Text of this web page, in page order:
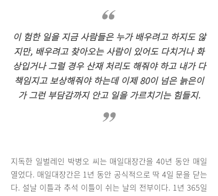
이 험한 일을 지금 사람들은 누가 배우려고 하지도 않
지만, 배우려고 찾아오는 사람이 있어도 다치거나 화
상입거나 그럴 경우 산재 처리도 해줘야 하고 내가 다
책임지고 보상해줘야 하는데 이제 80이 넘은 늙은이
가 그런 부담감까지 안고 일을 가르치기는 힘들지.
지독한 일벌레인 박병오 씨는 매일대장간을 40년 동안 매일
열었다. 매일대장간은 1년 동안 공식적으로 딱 4일 문을 닫는
다. 설날 이틀과 추석 이틀이 쉬는 날의 전부이다. 1년 365일